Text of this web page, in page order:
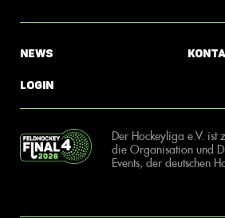
News
Login
Der Hockeyliga e.V. ist
die Organisation und
Events, der deutschen